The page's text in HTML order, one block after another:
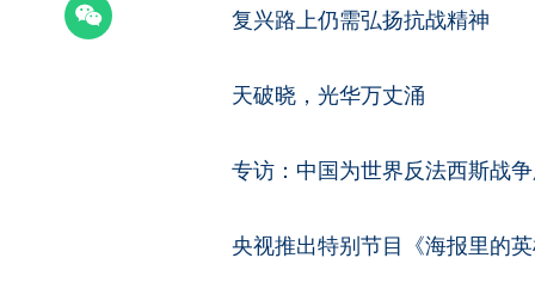
复兴路上仍需弘扬抗战精神
天破晓，光华万丈涌
专访：中国为世界反法西斯战
央视推出特别节目《海报里的